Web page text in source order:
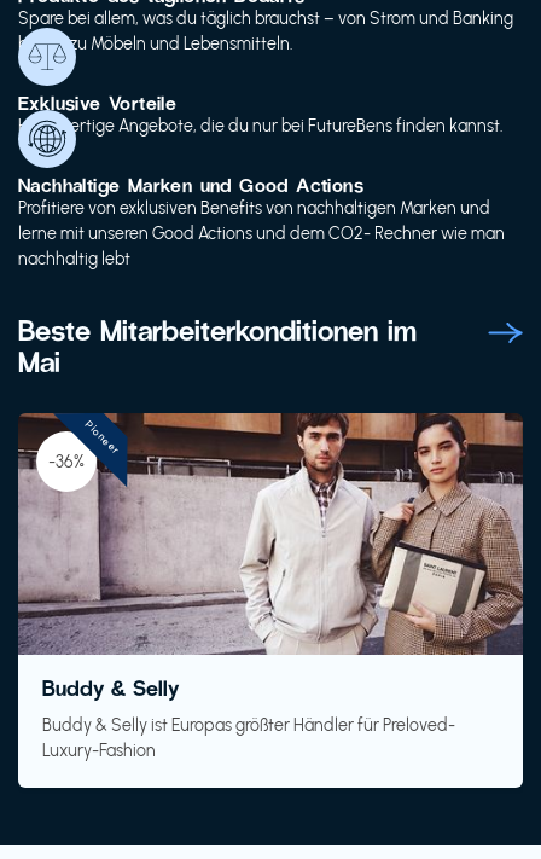
Spare bei allem, was du täglich brauchst – von Strom und Banking
bis hin zu Möbeln und Lebensmitteln.
Exklusive Vorteile
Hochwertige Angebote, die du nur bei FutureBens finden kannst.
Nachhaltige Marken und Good Actions
Profitiere von exklusiven Benefits von nachhaltigen Marken und
lerne mit unseren Good Actions und dem CO2- Rechner wie man
nachhaltig lebt
Beste Mitarbeiterkonditionen im
Mai
-36%
Buddy & Selly
Buddy & Selly ist Europas größter Händler für Preloved-
Luxury-Fashion
Pioneer